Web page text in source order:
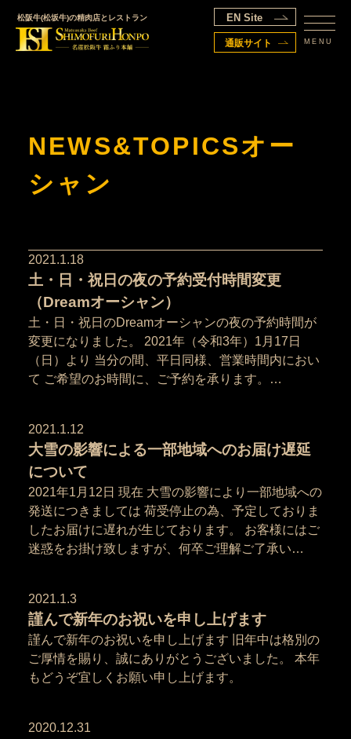
松阪牛(松坂牛)の精肉店とレストラン
通販サイト
EN Site
MENU
NEWS&TOPICSオー
シャン
2021.1.18
土・日・祝日の夜の予約受付時間変更
（Dreamオーシャン）
土・日・祝日のDreamオーシャンの夜の予約時間が
変更になりました。 2021年（令和3年）1月17日
（日）より 当分の間、平日同様、営業時間内におい
て ご希望のお時間に、ご予約を承ります。…
2021.1.12
大雪の影響による一部地域へのお届け遅延
について
2021年1月12日 現在 大雪の影響により一部地域への
発送につきましては 荷受停止の為、予定しておりま
したお届けに遅れが生じております。 お客様にはご
迷惑をお掛け致しますが、何卒ご理解ご了承い…
2021.1.3
謹んで新年のお祝いを申し上げます
謹んで新年のお祝いを申し上げます 旧年中は格別の
ご厚情を賜り、誠にありがとうございました。 本年
もどうぞ宜しくお願い申し上げます。
2020.12.31